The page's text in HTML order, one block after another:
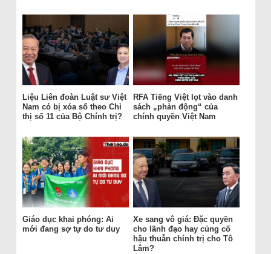
Liệu Liên đoàn Luật sư Việt
Nam có bị xóa sổ theo Chỉ
thị số 11 của Bộ Chính trị?
RFA Tiếng Việt lọt vào danh
sách „phản động“ của
chính quyền Việt Nam
Giáo dục khai phóng: Ai
mới đang sợ tự do tư duy
Xe sang vô giá: Đặc quyền
cho lãnh đạo hay củng cố
hậu thuẫn chính trị cho Tô
Lâm?